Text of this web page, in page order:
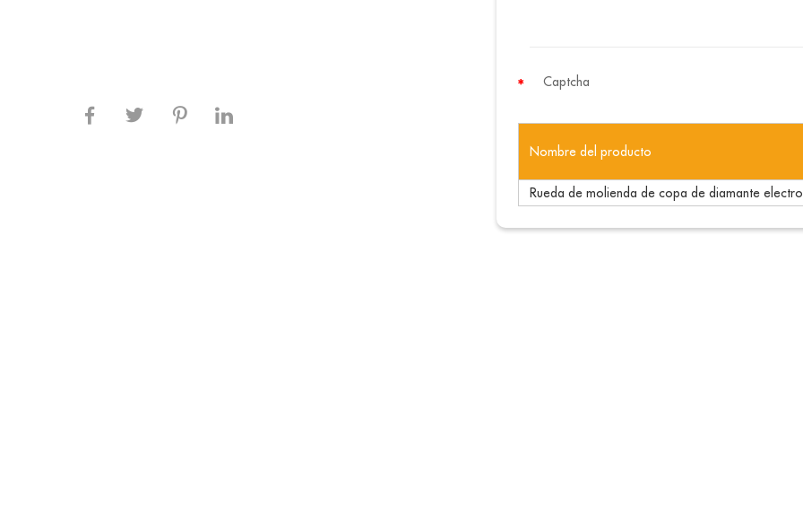
Nombre del producto
Rueda de molienda de copa de diamante